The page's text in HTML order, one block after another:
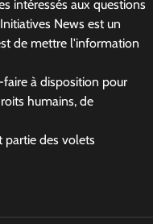
intéressés aux questions
News est un
de mettre l'information
à disposition pour
humains, de
des volets